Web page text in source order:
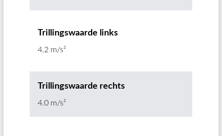
Trillingswaarde links
4.2 m/s²
Trillingswaarde rechts
4.0 m/s²